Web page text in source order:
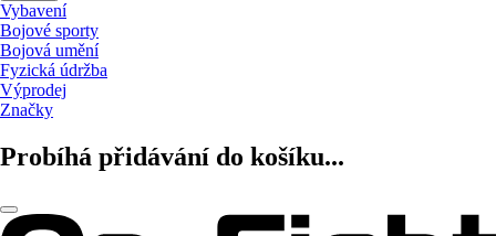
Vybavení
Bojové sporty
Bojová umění
Fyzická údržba
Výprodej
Značky
Probíhá přidávání do košíku...